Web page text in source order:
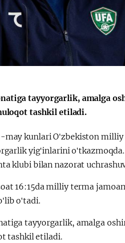
tayyorgarlik, amalga
tashkil etiladi.
kunlari Oʻzbekiston
yigʻinlarini
klubi bilan nazorat
16:15da milliy terma
oʻtadi.
tayyorgarlik, amalga
tashkil etiladi.